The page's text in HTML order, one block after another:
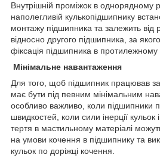
Внутрішній проміжок в однорядному
наполегливій кулькопідшипнику
монтажу підшипника та залежить від
відносно другого підшипника, за
фіксація підшипника в протилежному
Мінімальне навантаження
Для того, щоб підшипник працював
має бути під певним мінімальним
особливо важливо, коли підшипники
швидкостей, коли сили інерції
тертя в мастильному матеріалі
на умови кочення в підшипнику та
кульок по доріжці кочення.